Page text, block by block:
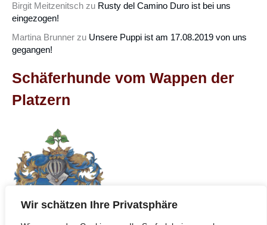
Wir schätzen Ihre Privatsphäre
Birgit Meitzenitsch zu Rusty del Camino Duro ist bei uns
eingezogen!
Martina Brunner zu Unsere Puppi ist am 17.08.2019 von uns
gegangen!
Schäferhunde vom Wappen der
Platzern